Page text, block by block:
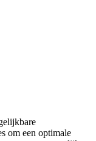
om een optimale